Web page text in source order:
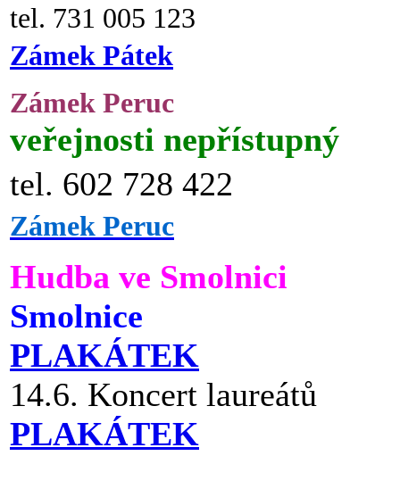
tel. 731 005 123
Zámek Pátek
Zámek Peruc
veřejnosti nepřístupný
tel. 602 728 422
Zámek Peruc
Hudba ve Smolnici
Smolnice
PLAKÁTEK
14.6. Koncert laureátů
PLAKÁTEK